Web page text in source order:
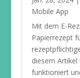
Mobile App
Mit dem E-
Papierrezept
diesem
funktioniert